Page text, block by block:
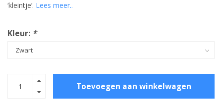
‘kleintje’. Lees meer..
Kleur: *
Toevoegen aan winkelwagen